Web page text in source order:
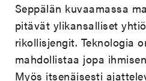
Seppälän kuvaamassa
pitävät ylikansalliset
rikollisjengit. Teknologia
mahdollistaa jopa
Myös itsenäisesti